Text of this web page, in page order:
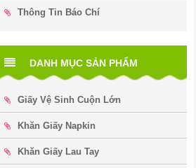
Thông Tin Báo Chí
DANH MỤC SẢN PHẨM
Giấy Vệ Sinh Cuộn Lớn
Khăn Giấy Napkin
Khăn Giấy Lau Tay